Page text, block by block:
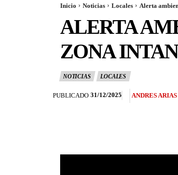
Inicio Noticias Locales Alerta
ALERTA
ZONA
NOTICIAS LOCALES
PUBLICADO 31/12/2025 ANDRES ARIAS